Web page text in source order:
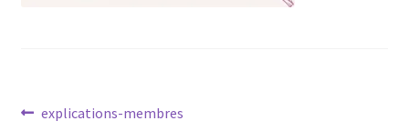
Navigation
Article
explications-membres